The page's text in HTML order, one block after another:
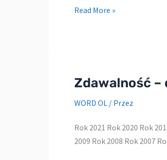
Żagle
Read More »
Zdawalność –
WORD OL / Przez
Rok 2021 Rok 2020 Rok
2009 Rok 2008 Rok 2007